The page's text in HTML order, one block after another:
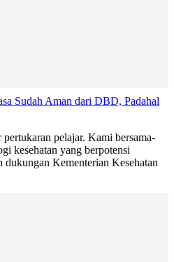
Sudah Aman dari DBD, Padahal
pelajar. Kami bersama-
kesehatan yang berpotensi
dukungan Kementerian Kesehatan